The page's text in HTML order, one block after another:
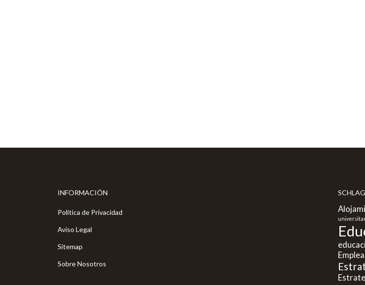
INFORMACIÓN
Política de Privacidad
Aviso Legal
Sitemap
Sobre Nosotros